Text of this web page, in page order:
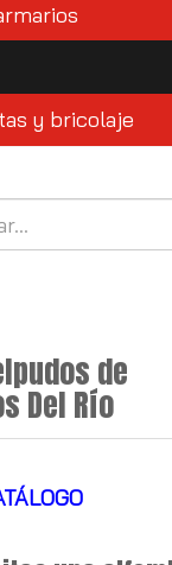
y bricolaje
de
Del Río